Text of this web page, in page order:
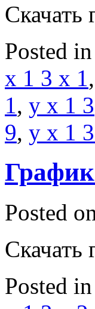
Скачать
Posted in
x 1 3 x 1 ,
1 , y x 1 3
9, y x 1
Posted
Скачать
Posted in